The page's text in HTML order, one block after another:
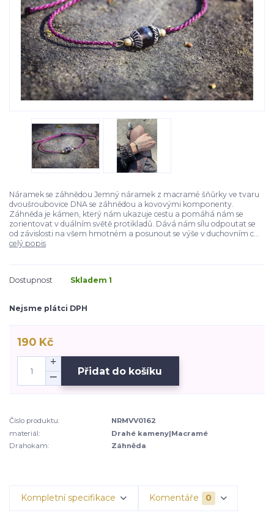
Náramek se záhnědou Jemný náramek z macramé šňůrky ve tvaru
dvoušroubovice DNA se záhnědou a kovovými komponenty.
Záhněda je kámen, který nám ukazuje cestu a pomáhá nám se
zorientovat v duálním světě protikladů. Dává nám sílu odpoutat se
od závislosti na všem hmotném a posunout se výše v duchovním c...
celý popis
Dostupnost Skladem 1
Nejsme plátci DPH
190 Kč
Přidat do košíku
Číslo produktu:
NRMVV0162
materiál:
Drahé kameny|Macramé
Drahokam:
Záhněda
Kompletní specifikace Komentáře 0